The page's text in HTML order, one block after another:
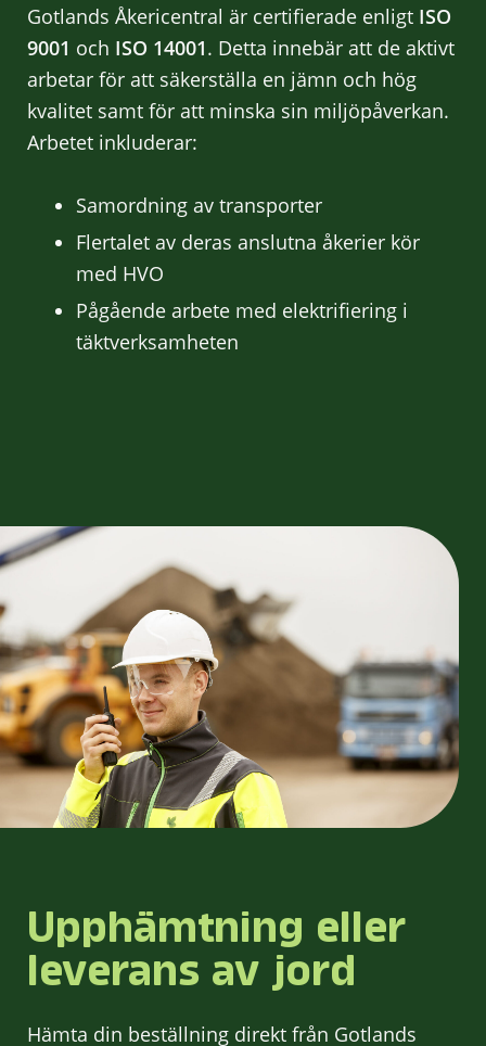
Gotlands Åkericentral är certifierade enligt ISO
9001 och ISO 14001. Detta innebär att de aktivt
arbetar för att säkerställa en jämn och hög
kvalitet samt för att minska sin miljöpåverkan.
Arbetet inkluderar:
Samordning av transporter
Flertalet av deras anslutna åkerier kör
med HVO
Pågående arbete med elektrifiering i
täktverksamheten
Upphämtning eller
leverans av jord
Hämta din beställning direkt från Gotlands